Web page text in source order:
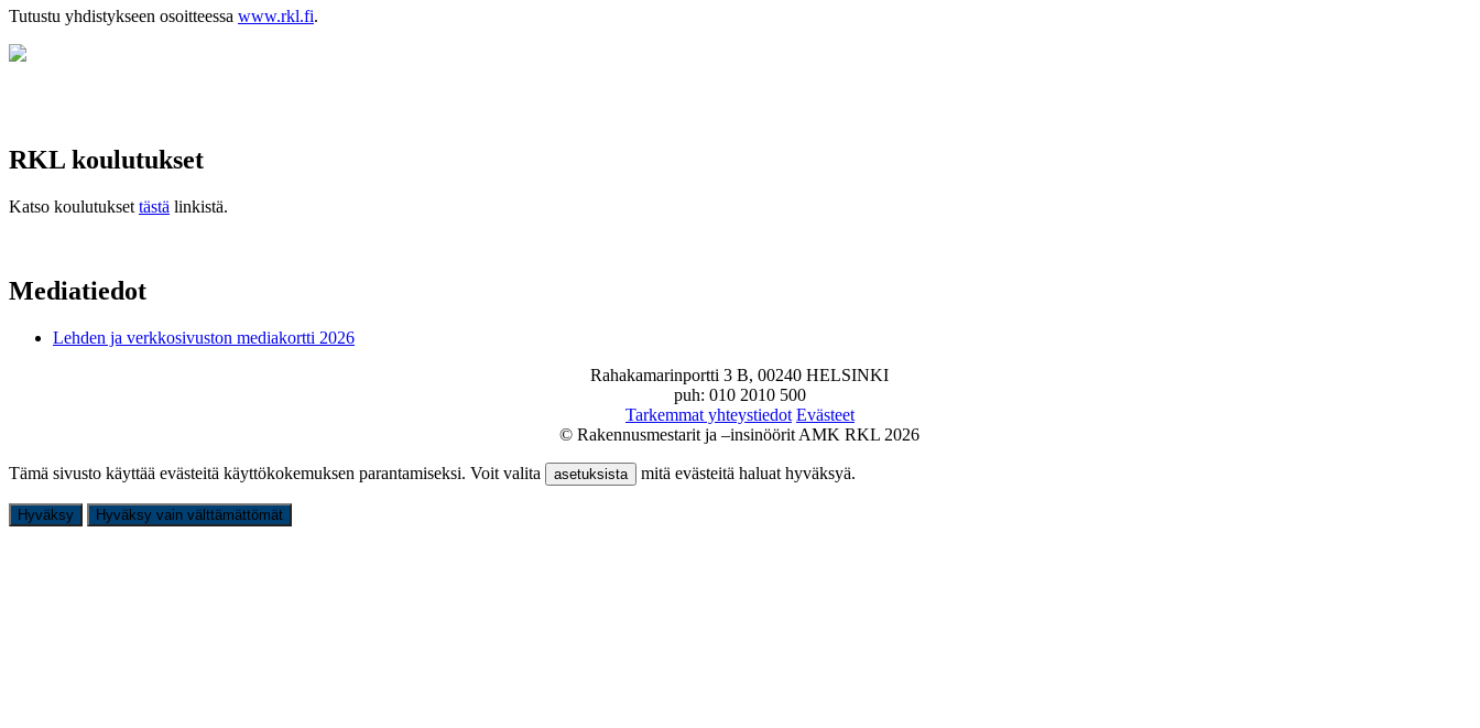
Tutustu yhdistykseen osoitteessa www.rkl.fi.
RKL koulutukset
Katso koulutukset tästä linkistä.
Mediatiedot
Lehden ja verkkosivuston mediakortti 2026
Rahakamarinportti 3 B, 00240 HELSINKI
puh: 010 2010 500
Tarkemmat yhteystiedot Evästeet
© Rakennusmestarit ja –insinöörit AMK RKL 2026
Tämä sivusto käyttää evästeitä käyttökokemuksen parantamiseksi. Voit valita asetuksista mitä evästeitä haluat hyväksyä.
Hyväksy Hyväksy vain välttämättömät